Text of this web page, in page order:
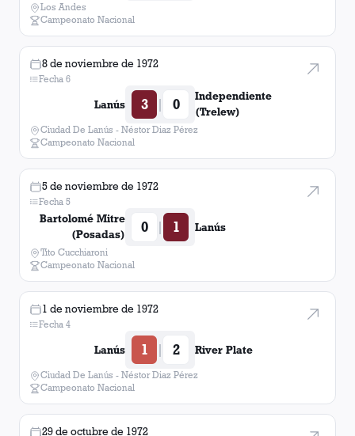
Los Andes
Campeonato Nacional
8 de noviembre de 1972
Fecha 6
Lanús 3 | 0
Independiente
(Trelew)
Ciudad De Lanús - Néstor Diaz Pérez
Campeonato Nacional
5 de noviembre de 1972
Fecha 5
Bartolomé Mitre
(Posadas)
0 | 1 Lanús
Tito Cucchiaroni
Campeonato Nacional
1 de noviembre de 1972
Fecha 4
Lanús 1 | 2 River Plate
Ciudad De Lanús - Néstor Diaz Pérez
Campeonato Nacional
29 de octubre de 1972